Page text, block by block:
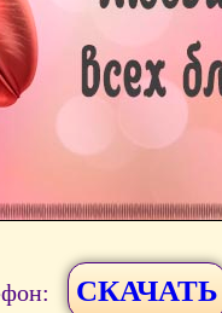
СКАЧАТЬ